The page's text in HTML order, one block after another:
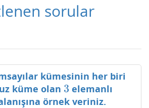
sorular
kümesinin her biri
küme olan 3
3elemanlı
örnek veriniz.